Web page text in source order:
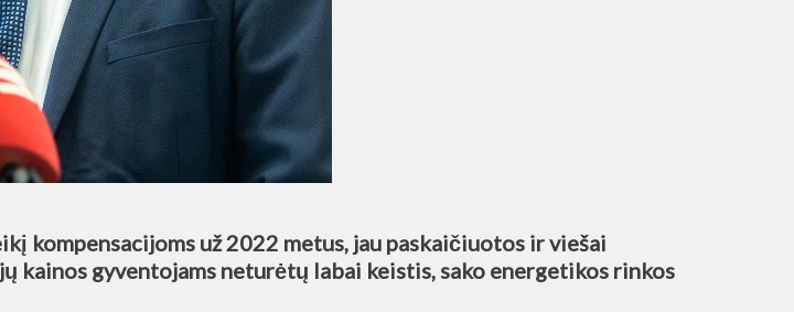
kompensacijoms už 2022 metus, jau paskaičiuotos ir viešai
gyventojams neturėtų labai keistis, sako energetikos rinkos